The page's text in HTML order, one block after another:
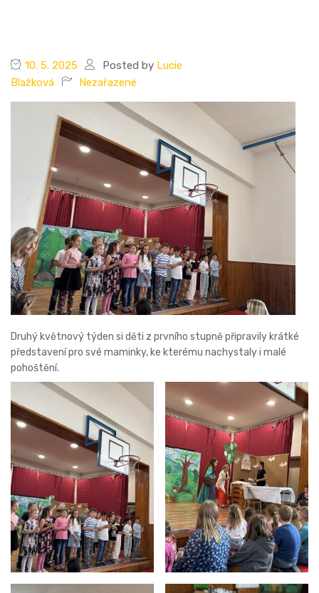
10. 5. 2025 Posted by Lucie
Blažková
Nezařazené
Druhý květnový týden si děti z prvního stupně připravily krátké
představení pro své maminky, ke kterému nachystaly i malé
pohoštění.